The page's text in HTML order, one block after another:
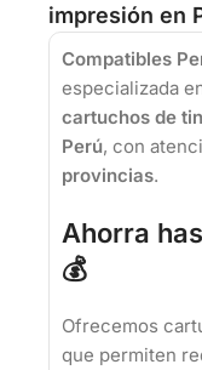
impresión en
Compatibles
especializada
cartuchos de
Perú, con
provincias.
Ahorra
💰
Ofrecemos
que permiten